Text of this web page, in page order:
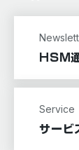
HSM
Service
サービ